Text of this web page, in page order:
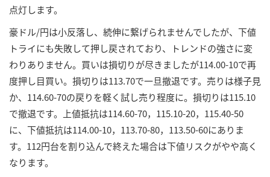
点灯します。
豪ドル/円は小反落し、続伸に繋げられませんでしたが、下値
トライにも失敗して押し戻されており、トレンドの強さに変
わりありません。買いは損切りが尽きましたが114.00-10で再
度押し目買い。損切りは113.70で一旦撤退です。売りは様子見
か、114.60-70の戻りを軽く試し売り程度に。損切りは115.10
で撤退です。上値抵抗は114.60-70，115.10-20，115.40-50
に、下値抵抗は114.00-10，113.70-80，113.50-60にありま
す。112円台を割り込んで終えた場合は下値リスクがやや高く
なります。